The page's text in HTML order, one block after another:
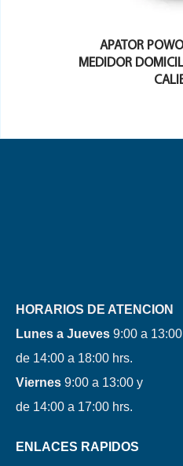
APATOR
MEDIDOR
HORARIOS DE ATENCION
Lunes a Jueves 9:00 a
de 14:00 a 18:00 hrs.
Viernes 9:00 a 13:00 y
de 14:00 a 17:00 hrs.
ENLACES RAPIDOS